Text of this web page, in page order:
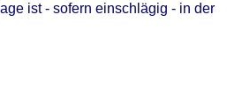
ist - sofern einschlägig - in der